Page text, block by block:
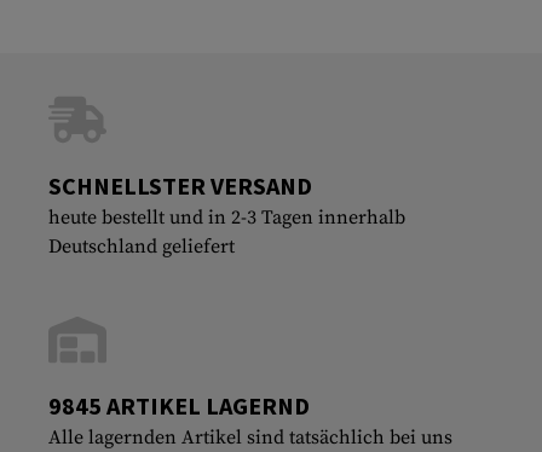
SCHNELLSTER VERSAND
heute bestellt und in 2-3 Tagen innerhalb
Deutschland geliefert
9845 ARTIKEL LAGERND
Alle lagernden Artikel sind tatsächlich bei uns